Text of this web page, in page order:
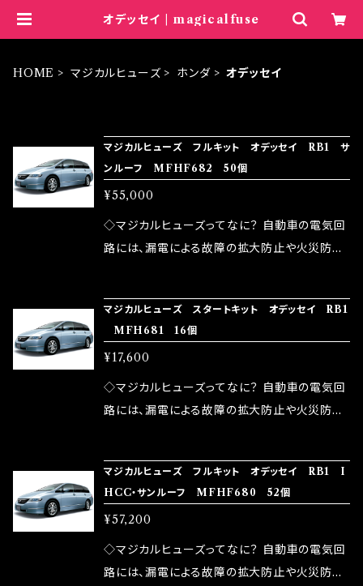
オデッセイ | magicalfuse
HOME マジカルヒューズ ホンダ オデッセイ
マジカルヒューズ フルキット オデッセイ RB1 サ
ンルーフ MFHF682 50個
¥55,000
◇マジカルヒューズってなに？ 自動車の電気回
路には、漏電による故障の拡大防止や火災防止
路として、各回路への電力供給を行っています。
しかし、ヒューズには拭い去れない欠点があり
ます。 1.溶接回路であるため、配線と比較し抵抗
が大きい。 2.金属部分が露出している為、空気
中に漏電してしまう。 3.金属プレートが接触する
ズが、マジカルヒューズになります。 ◇マジカル
ヒューズの効果 マジカルヒューズは放電防止効
果・接触抵抗低減効果により、このような効果を
発揮します。 ・アクセルレスポンスの向上 ・アイ
ドリング安定化（静粛性UP） ・ターボ車のターボ
マジカルヒューズ スタートキット オデッセイ RB1
MFH681 16個
¥17,600
◇マジカルヒューズってなに？ 自動車の電気回
路には、漏電による故障の拡大防止や火災防止
路として、各回路への電力供給を行っています。
しかし、ヒューズには拭い去れない欠点があり
ます。 1.溶接回路であるため、配線と比較し抵抗
が大きい。 2.金属部分が露出している為、空気
中に漏電してしまう。 3.金属プレートが接触する
マジカルヒューズ フルキット オデッセイ RB1 I
HCC・サンルーフ MFHF680 52個
¥57,200
◇マジカルヒューズってなに？ 自動車の電気回
路には、漏電による故障の拡大防止や火災防止